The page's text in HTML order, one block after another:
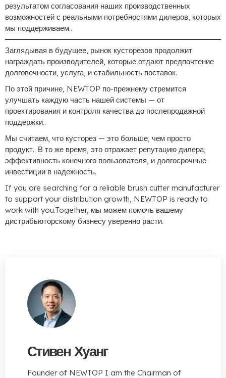
результатом согласования наших производственных
возможностей с реальными потребностями дилеров, которых
мы поддерживаем..
Заглядывая в будущее, рынок кусторезов продолжит
награждать производителей, которые отдают предпочтение
долговечности, услуга, и стабильность поставок.
По этой причине, NEWTOP по-прежнему стремится
улучшать каждую часть нашей системы — от
проектирования и контроля качества до послепродажной
поддержки..
Мы считаем, что кусторез — это больше, чем просто
продукт.. В то же время, это отражает репутацию дилера,
эффективность конечного пользователя, и долгосрочные
инвестиции в надежность.
If you are searching for a reliable brush cutter manufacturer
to support your distribution growth, NEWTOP is ready to
work with you.Together, мы можем помочь вашему
дистрибьюторскому бизнесу уверенно расти.
Стивен Хуанг
Founder of NEWTOP I am the Chairman of